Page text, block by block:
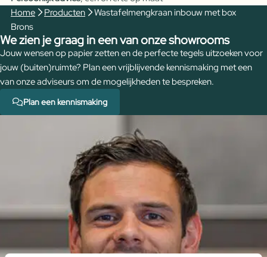
Home
Producten
Wastafelmengkraan inbouw met box
Brons
We zien je graag in een van onze showrooms
Jouw wensen op papier zetten en de perfecte tegels uitzoeken voor
jouw (buiten)ruimte? Plan een vrijblijvende kennismaking met een
van onze adviseurs om de mogelijkheden te bespreken.
Plan een kennismaking